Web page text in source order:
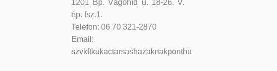
1201 Bp. Vágóhíd u. 18-26. V.
ép. fsz.1.
Telefon: 06 70 321-2870
Email:
szvkftkukactarsashazaknakponthu